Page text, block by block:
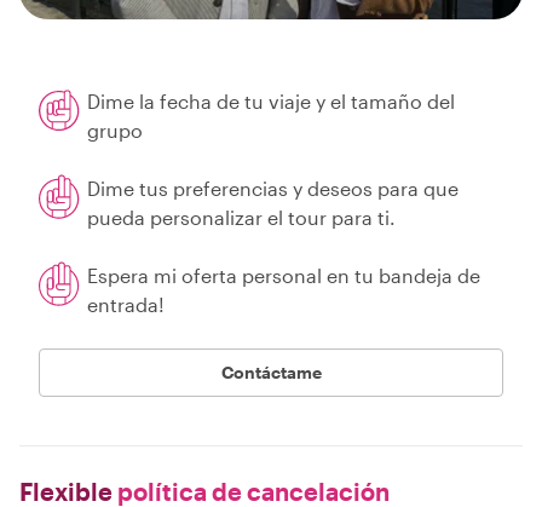
Dime la fecha de tu viaje y el tamaño del
grupo
Dime tus preferencias y deseos para que
pueda personalizar el tour para ti.
Espera mi oferta personal en tu bandeja de
entrada!
Contáctame
Flexible política de cancelación